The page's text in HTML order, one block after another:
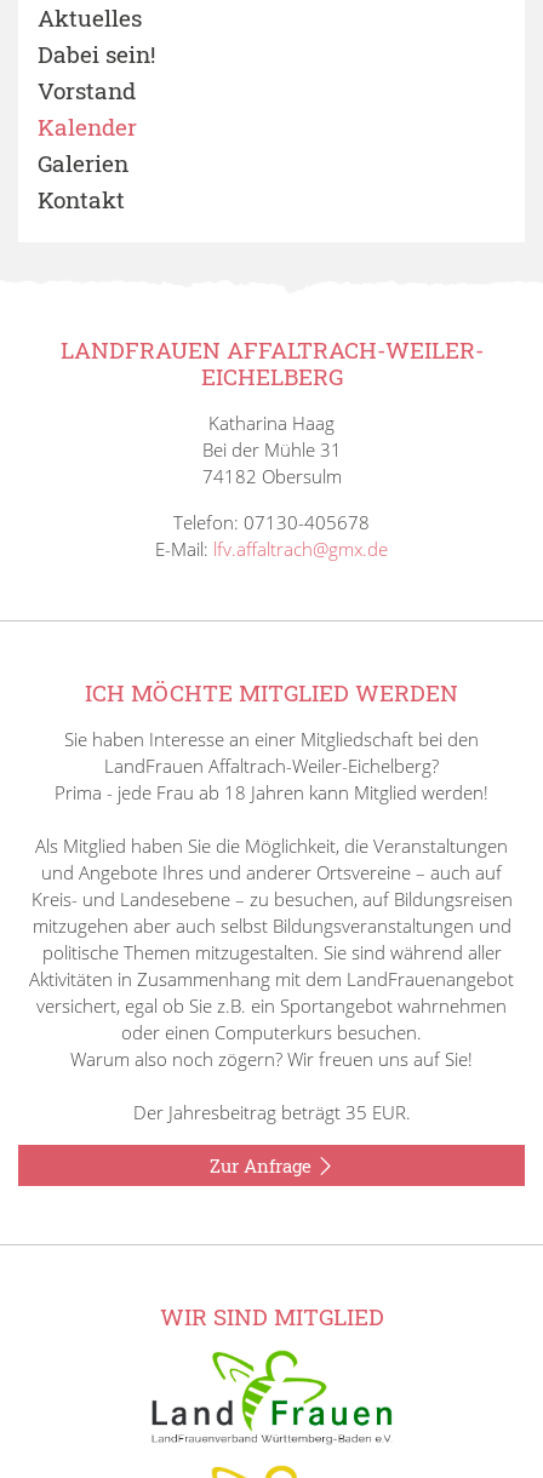
Aktuelles
Dabei sein!
Vorstand
Kalender
Galerien
Kontakt
LANDFRAUEN AFFALTRACH-WEILER-
EICHELBERG
Katharina Haag
Bei der Mühle 31
74182 Obersulm
Telefon: 07130-405678
E-Mail: lfv.affaltrach@gmx.de
ICH MÖCHTE MITGLIED WERDEN
Sie haben Interesse an einer Mitgliedschaft bei den
LandFrauen Affaltrach-Weiler-Eichelberg?
Prima - jede Frau ab 18 Jahren kann Mitglied werden!
Als Mitglied haben Sie die Möglichkeit, die Veranstaltungen
und Angebote Ihres und anderer Ortsvereine – auch auf
Kreis- und Landesebene – zu besuchen, auf Bildungsreisen
mitzugehen aber auch selbst Bildungsveranstaltungen und
politische Themen mitzugestalten. Sie sind während aller
Aktivitäten in Zusammenhang mit dem LandFrauenangebot
versichert, egal ob Sie z.B. ein Sportangebot wahrnehmen
oder einen Computerkurs besuchen.
Warum also noch zögern? Wir freuen uns auf Sie!
Der Jahresbeitrag beträgt 35 EUR.
Zur Anfrage
WIR SIND MITGLIED